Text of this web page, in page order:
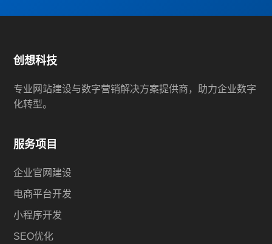
创想科技
专业网站建设与数字营销解决方案提供商，助力企业数字
化转型。
服务项目
企业官网建设
电商平台开发
小程序开发
SEO优化